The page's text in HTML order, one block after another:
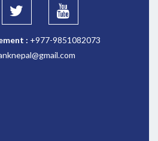
: +977-9851082073